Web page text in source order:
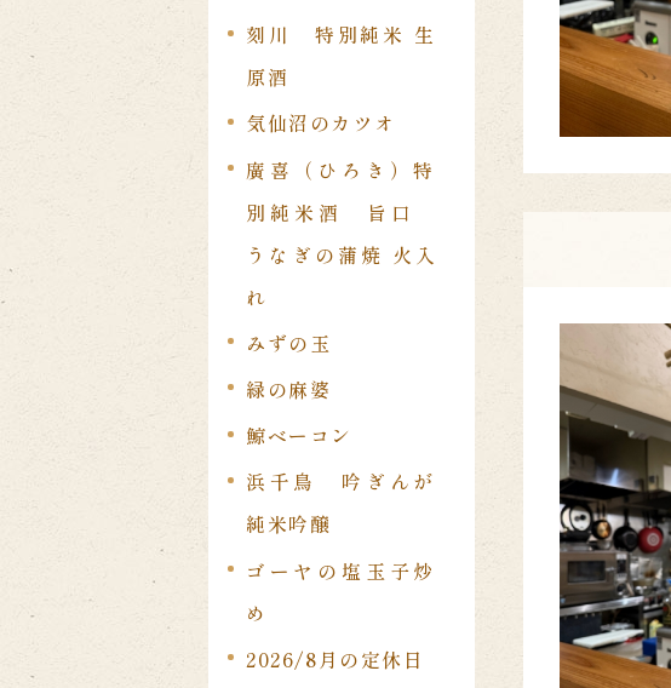
刻川 特別純米 生
原酒
気仙沼のカツオ
廣喜（ひろき）特
別純米酒 旨口
うなぎの蒲焼 火入
れ
みずの玉
緑の麻婆
鯨ベーコン
浜千鳥 吟ぎんが
純米吟醸
ゴーヤの塩玉子炒
め
2026/8月の定休日